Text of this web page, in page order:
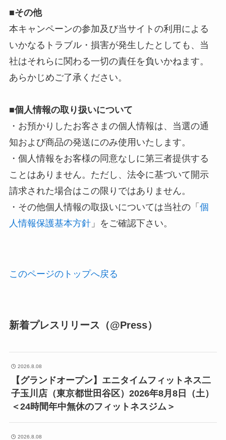
■その他
本キャンペーンの参加及び当サイトの利用による
いかなるトラブル・損害が発生したとしても、当
社はそれらに関わる一切の責任を負いかねます。
あらかじめご了承ください。
■個人情報の取り扱いについて
・お預かりしたお客さまの個人情報は、当選の通
知および商品の発送にのみ使用いたします。
・個人情報をお客様の同意なしに第三者提供する
ことはありません。ただし、法令に基づいて開示
請求された場合はこの限りではありません。
・その他個人情報の取扱いについては当社の「 個
人情報保護基本方針」をご確認下さい。
このページのトップへ戻る
新着プレスリリース（@Press）
2026.8.08
【グランドオープン】エニタイムフィットネス二
子玉川店（東京都世田谷区）2026年8月8日（土）
＜24時間年中無休のフィットネスジム＞
2026.8.08